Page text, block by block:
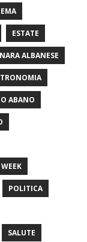
ESTATE
ALBANESE
ABANO
POLITICA
SALUTE